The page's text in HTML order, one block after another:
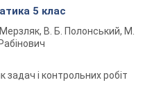
5 клас
Мерзляк, В. Б. Полонський, М.
задач і контрольних робіт